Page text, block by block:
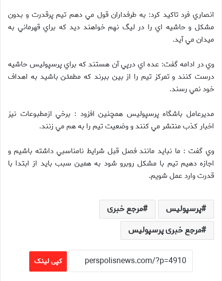
انصاري فرد تاکيد کرد: به طرفداران قول مي دهم تيم پرقدرت و بدون
مشکل و حاشيه اي را در ليگ نهم خواهند ديد که براي قهرماني به
ميدان مي آيد.
وي در ادامه گفت: عده اي درپي آن هستند که براي پرسپولیس حاشيه
درست کنند و تمرکز تيم را از بين ببرند که مطمئن باشيد به اهداف
خود نمي رسند.
مديرعامل باشگاه پرسپولیس همچنين افزود : برخي ازمطبوعات نيز
اخبار کذب منتشر مي کنند و وضعيت تيم را به هم مي زنند.
وي گفت : ما نبايد مانند فصل قبل شرايط نامناسبي داشته باشيم و
اجازه دهيم تيم با مشکل روبرو شود به همين سبب بايد از ابتدا با
قدرت وارد عمل شويم.
پرسپولیس
مرجع خبری
مرجع خبری پرسپولیس
کپی لینک